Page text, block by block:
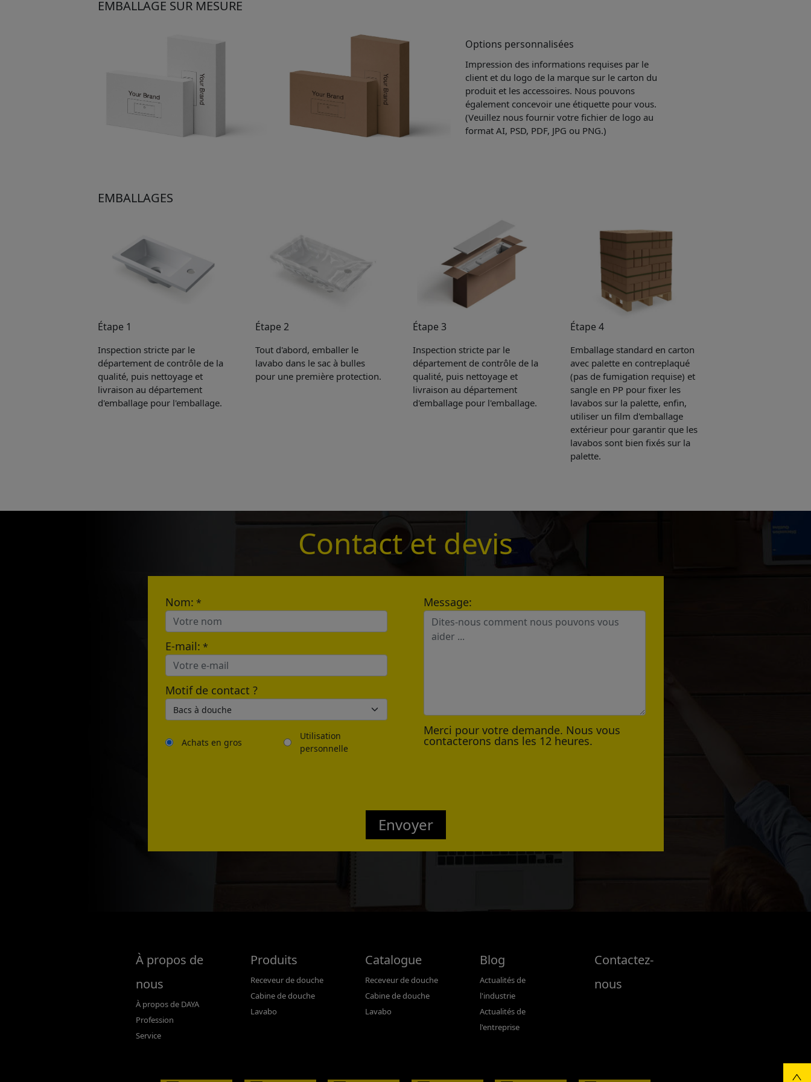
EMBALLAGE SUR MESURE
Options personnalisées
Impression des informations requises par le
client et du logo de la marque sur le carton du
produit et les accessoires. Nous pouvons
également concevoir une étiquette pour vous.
(Veuillez nous fournir votre fichier de logo au
format AI, PSD, PDF, JPG ou PNG.)
EMBALLAGES
Étape 1
Inspection stricte par le
département de contrôle de la
qualité, puis nettoyage et
livraison au département
d'emballage pour l'emballage.
Étape 2
Tout d'abord, emballer le
lavabo dans le sac à bulles
pour une première protection.
Étape 3
Inspection stricte par le
département de contrôle de la
qualité, puis nettoyage et
livraison au département
d'emballage pour l'emballage.
Étape 4
Emballage standard en carton
avec palette en contreplaqué
(pas de fumigation requise) et
sangle en PP pour fixer les
lavabos sur la palette, enfin,
utiliser un film d'emballage
extérieur pour garantir que les
lavabos sont bien fixés sur la
palette.
Get Catalogue
Confirmed
Contact et devis
Nom: *
E-mail: *
Motif de contact ?
Achats en gros
Utilisation
personnelle
Message:
Merci pour votre demande. Nous vous
contacterons dans les 12 heures.
Envoyer
À propos de
nous
À propos de DAYA
Profession
Service
Produits
Receveur de douche
Cabine de douche
Lavabo
Catalogue
Receveur de douche
Cabine de douche
Lavabo
Blog
Actualités de
l'industrie
Actualités de
l'entreprise
Contactez-
nous